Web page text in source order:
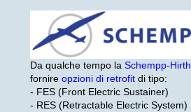
Da qualche tempo la Schempp-Hirth
fornire opzioni di retrofit di tipo:
- FES (Front Electric Sustainer)
- RES (Retractable Electric System)